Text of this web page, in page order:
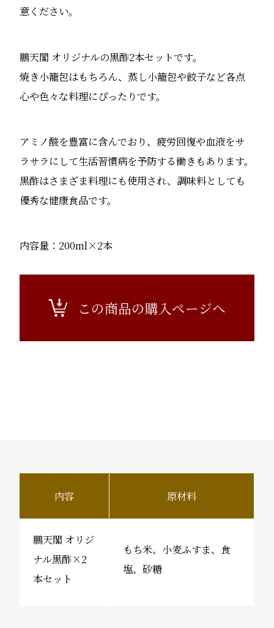
意ください。
鵬天閣 オリジナルの黒酢2本セットです。
焼き小籠包はもちろん、蒸し小籠包や餃子など各点
心や色々な料理にぴったりです。
アミノ酸を豊富に含んでおり、疲労回復や血液をサ
ラサラにして生活習慣病を予防する働きもあります。
黒酢はさまざま料理にも使用され、調味料としても
優秀な健康食品です。
内容量：200ml×2本
この商品の購入ページへ
内容 原材料
鵬天閣 オリジ
ナル黒酢×2
本セット
もち米、小麦ふすま、食
塩、砂糖